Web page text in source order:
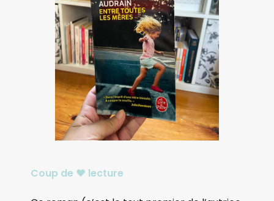
Coup de ♥️ lecture